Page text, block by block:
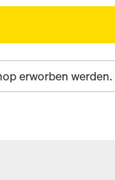
erworben werden.